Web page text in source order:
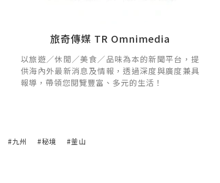
旅奇傳媒 TR Omnimedia
以旅遊／休閒／美食／品味為本的新聞平台，提
供海內外最新消息及情報，透過深度與廣度兼具
報導，帶領您閱覽豐富、多元的生活！
#九州 #秘境 #釜山